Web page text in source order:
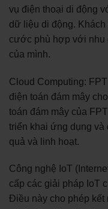
vụ điện thoại di động
dữ liệu di động.
cước phù hợp với nhu
của mình.
Cloud Computing:
điện toán đám mây
toán đám mây của
triển khai ứng dụng và
quả và linh hoạt.
Công nghệ IoT
cấp các giải pháp IoT
Điều này cho phép kết